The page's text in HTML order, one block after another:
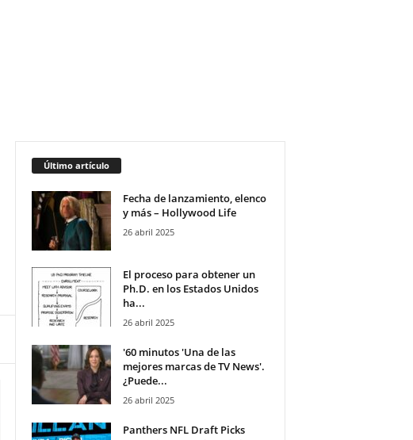
Último artículo
Fecha de lanzamiento, elenco
y más – Hollywood Life
26 abril 2025
El proceso para obtener un
Ph.D. en los Estados Unidos
ha...
26 abril 2025
'60 minutos 'Una de las
mejores marcas de TV News'.
¿Puede...
26 abril 2025
Panthers NFL Draft Picks